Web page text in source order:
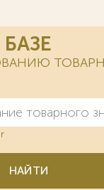
НАЙТИ